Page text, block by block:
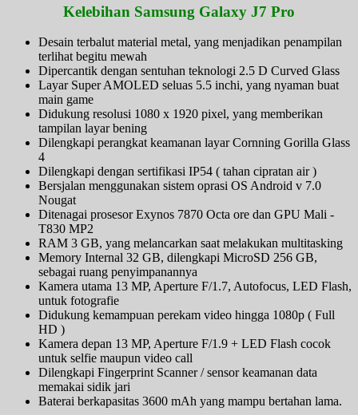
Kelebihan Samsung Galaxy J7 Pro
Desain terbalut material metal, yang menjadikan penampilan
terlihat begitu mewah
Dipercantik dengan sentuhan teknologi 2.5 D Curved Glass
Layar Super AMOLED seluas 5.5 inchi, yang nyaman buat
main game
Didukung resolusi 1080 x 1920 pixel, yang memberikan
tampilan layar bening
Dilengkapi perangkat keamanan layar Cornning Gorilla Glass
4
Dilengkapi dengan sertifikasi IP54 ( tahan cipratan air )
Bersjalan menggunakan sistem oprasi OS Android v 7.0
Nougat
Ditenagai prosesor Exynos 7870 Octa ore dan GPU Mali -
T830 MP2
RAM 3 GB, yang melancarkan saat melakukan multitasking
Memory Internal 32 GB, dilengkapi MicroSD 256 GB,
sebagai ruang penyimpanannya
Kamera utama 13 MP, Aperture F/1.7, Autofocus, LED Flash,
untuk fotografie
Didukung kemampuan perekam video hingga 1080p ( Full
HD )
Kamera depan 13 MP, Aperture F/1.9 + LED Flash cocok
untuk selfie maupun video call
Dilengkapi Fingerprint Scanner / sensor keamanan data
memakai sidik jari
Baterai berkapasitas 3600 mAh yang mampu bertahan lama.